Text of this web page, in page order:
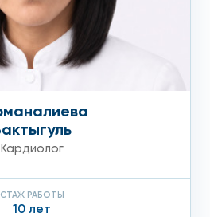
Кардиолог
СТАЖ РАБОТЫ
10 лет